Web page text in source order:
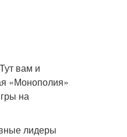
вам и
«Монополия»
на
лидеры